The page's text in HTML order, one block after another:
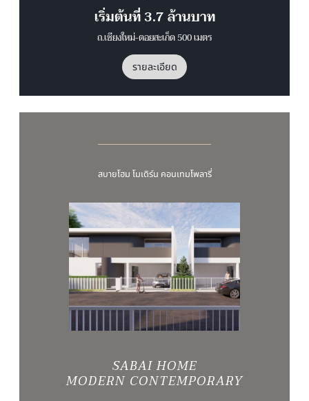
เริ่มต้นที่ 3.7 ล้านบาท
ถ.เชียงใหม่-ดอยสะเก็ด 500 เมตร
รายละเอียด
สบายโฮม โมเดิร์น คอนเทมโพลารี่
SABAI HOME
MODERN CONTEMPORARY